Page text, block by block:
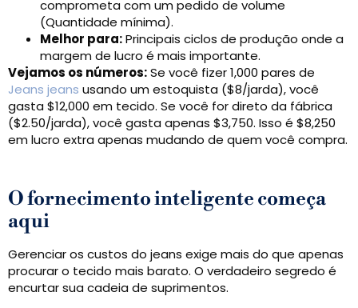
comprometa com um pedido de volume
(Quantidade mínima).
Melhor para:Principais ciclos de produção onde a
margem de lucro é mais importante.
Vejamos os números:Se você fizer 1,000 pares de
Jeans jeans usando um estoquista ($8/jarda), você
gasta $12,000 em tecido. Se você for direto da fábrica
($2.50/jarda), você gasta apenas $3,750. Isso é $8,250
em lucro extra apenas mudando de quem você compra.
O fornecimento inteligente começa
aqui
Gerenciar os custos do jeans exige mais do que apenas
procurar o tecido mais barato. O verdadeiro segredo é
encurtar sua cadeia de suprimentos.